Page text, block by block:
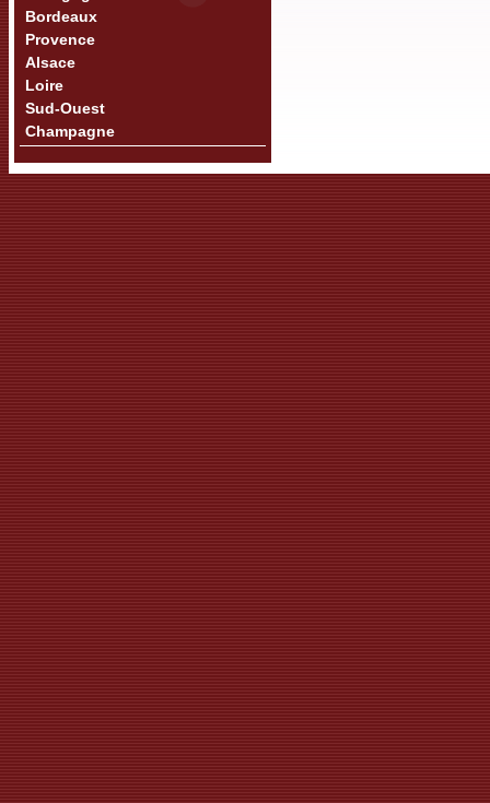
Bordeaux
Provence
Alsace
Loire
Sud-Ouest
Champagne